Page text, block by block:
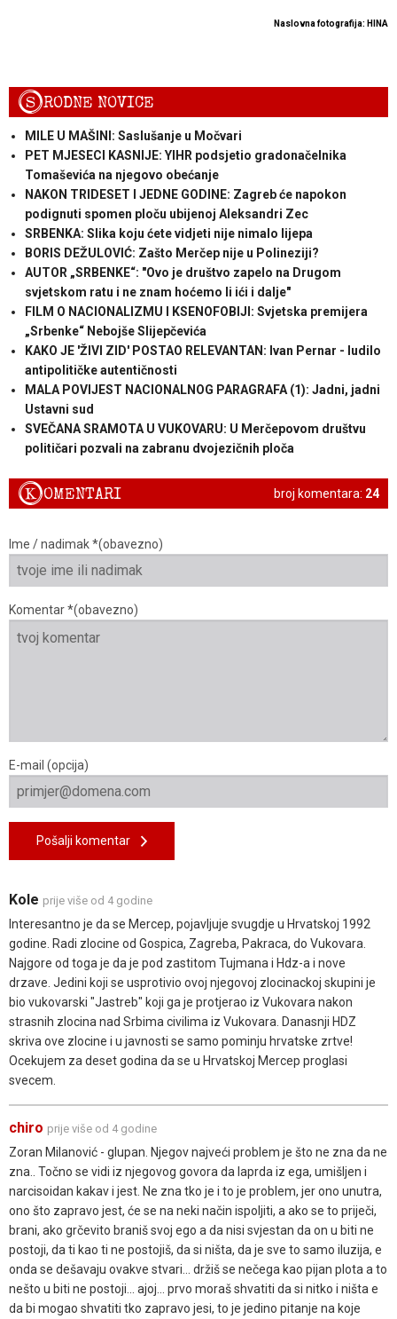
Naslovna fotografija: HINA
SRODNE NOVICE
MILE U MAŠINI: Saslušanje u Močvari
PET MJESECI KASNIJE: YIHR podsjetio gradonačelnika
Tomaševića na njegovo obećanje
NAKON TRIDESET I JEDNE GODINE: Zagreb će napokon
podignuti spomen ploču ubijenoj Aleksandri Zec
SRBENKA: Slika koju ćete vidjeti nije nimalo lijepa
BORIS DEŽULOVIĆ: Zašto Merčep nije u Polineziji?
AUTOR „SRBENKE“: "Ovo je društvo zapelo na Drugom
svjetskom ratu i ne znam hoćemo li ići i dalje"
FILM O NACIONALIZMU I KSENOFOBIJI: Svjetska premijera
„Srbenke“ Nebojše Slijepčevića
KAKO JE 'ŽIVI ZID' POSTAO RELEVANTAN: Ivan Pernar - ludilo
antipolitičke autentičnosti
MALA POVIJEST NACIONALNOG PARAGRAFA (1): Jadni, jadni
Ustavni sud
SVEČANA SRAMOTA U VUKOVARU: U Merčepovom društvu
političari pozvali na zabranu dvojezičnih ploča
broj komentara: 24
KOMENTARI
Ime / nadimak *(obavezno)
Komentar *(obavezno)
E-mail (opcija)
Pošalji komentar
Kole prije više od 4 godine
Interesantno je da se Mercep, pojavljuje svugdje u Hrvatskoj 1992
godine. Radi zlocine od Gospica, Zagreba, Pakraca, do Vukovara.
Najgore od toga je da je pod zastitom Tujmana i Hdz-a i nove
drzave. Jedini koji se usprotivio ovoj njegovoj zlocinackoj skupini je
bio vukovarski "Jastreb" koji ga je protjerao iz Vukovara nakon
strasnih zlocina nad Srbima civilima iz Vukovara. Danasnji HDZ
skriva ove zlocine i u javnosti se samo pominju hrvatske zrtve!
Ocekujem za deset godina da se u Hrvatskoj Mercep proglasi
svecem.
chiro prije više od 4 godine
Zoran Milanović - glupan. Njegov najveći problem je što ne zna da ne
zna.. Točno se vidi iz njegovog govora da laprda iz ega, umišljen i
narcisoidan kakav i jest. Ne zna tko je i to je problem, jer ono unutra,
ono što zapravo jest, će se na neki način ispoljiti, a ako se to priječi,
brani, ako grčevito braniš svoj ego a da nisi svjestan da on u biti ne
postoji, da ti kao ti ne postojiš, da si ništa, da je sve to samo iluzija, e
onda se dešavaju ovakve stvari... držiš se nečega kao pijan plota a to
nešto u biti ne postoji... ajoj... prvo moraš shvatiti da si nitko i ništa e
da bi mogao shvatiti tko zapravo jesi, to je jedino pitanje na koje